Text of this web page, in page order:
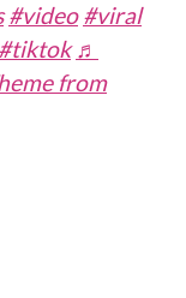
#video #viral
#tiktok ♬
from